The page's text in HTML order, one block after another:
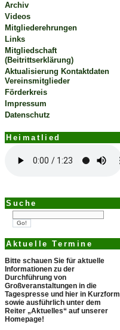
Archiv
Videos
Mitgliederehrungen
Links
Mitgliedschaft
(Beitrittserklärung)
Aktualisierung Kontaktdaten
Vereinsmitglieder
Förderkreis
Impressum
Datenschutz
Heimatlied
Suche
Aktuelle Termine
Bitte schauen Sie für aktuelle
Informationen zu der
Durchführung von
Großveranstaltungen in die
Tagespresse und hier in Kurzform
sowie ausführlich unter dem
Reiter „Aktuelles“ auf unserer
Homepage!